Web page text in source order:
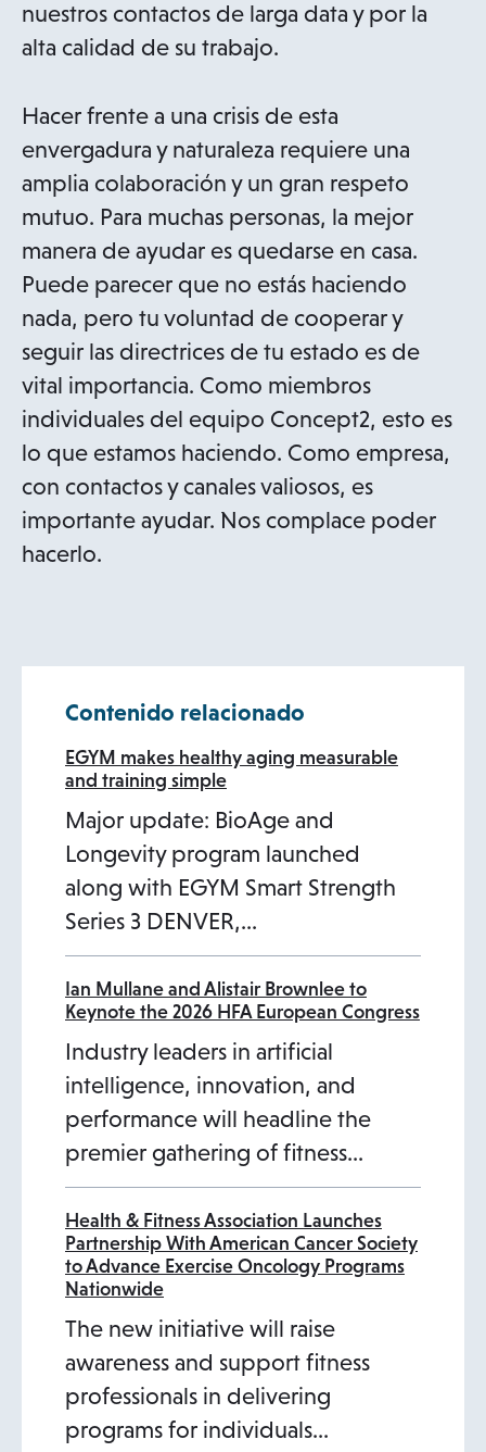
e
w
a
b
nuestros contactos de larga data y por la
alta calidad de su trabajo.
Hacer frente a una crisis de esta
envergadura y naturaleza requiere una
amplia colaboración y un gran respeto
mutuo. Para muchas personas, la mejor
manera de ayudar es quedarse en casa.
Puede parecer que no estás haciendo
nada, pero tu voluntad de cooperar y
seguir las directrices de tu estado es de
vital importancia. Como miembros
individuales del equipo Concept2, esto es
lo que estamos haciendo. Como empresa,
con contactos y canales valiosos, es
importante ayudar. Nos complace poder
hacerlo.
Contenido relacionado
EGYM makes healthy aging measurable
and training simple
Major update: BioAge and
Longevity program launched
along with EGYM Smart Strength
Series 3 DENVER,…
Ian Mullane and Alistair Brownlee to
Keynote the 2026 HFA European Congress
Industry leaders in artificial
intelligence, innovation, and
performance will headline the
premier gathering of fitness…
Health & Fitness Association Launches
Partnership With American Cancer Society
to Advance Exercise Oncology Programs
Nationwide
The new initiative will raise
awareness and support fitness
professionals in delivering
programs for individuals…